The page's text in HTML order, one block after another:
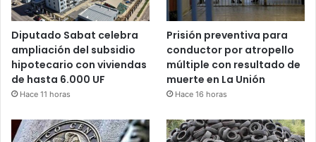
Diputado Sabat celebra
ampliación del subsidio
hipotecario con viviendas
de hasta 6.000 UF
Hace 11 horas
Prisión preventiva para
conductor por atropello
múltiple con resultado de
muerte en La Unión
Hace 16 horas